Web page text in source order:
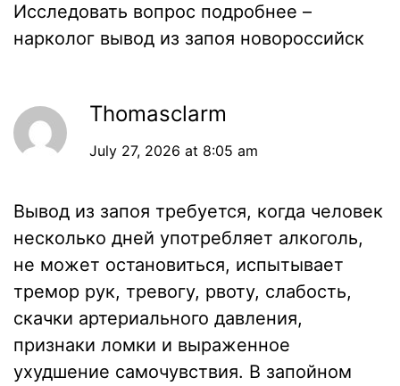
Исследовать вопрос подробнее –
нарколог вывод из запоя новороссийск
Thomasclarm
July 27, 2026 at 8:05 am
Вывод из запоя требуется, когда человек
несколько дней употребляет алкоголь,
не может остановиться, испытывает
тремор рук, тревогу, рвоту, слабость,
скачки артериального давления,
признаки ломки и выраженное
ухудшение самочувствия. В запойном